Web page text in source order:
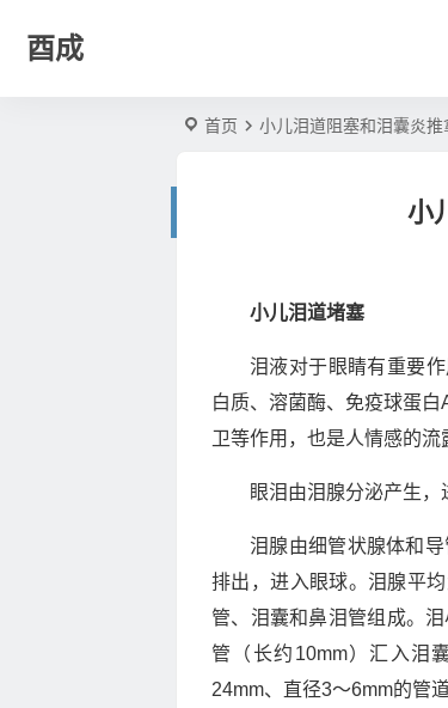
酉成
首页 小儿泪道阻塞和泪囊炎
小
小儿泪道堵塞
泪液对于眼睛有重要
白质、溶菌酶、免疫球蛋
卫等作用，也是人情感的流
眼泪由泪腺分泌产生，
泪腺由细管状腺体和
排出，进入眼球。泪腺平
管、泪囊和鼻泪管组成。
管（长约10mm）汇入泪
24mm、直径3～6mm的管